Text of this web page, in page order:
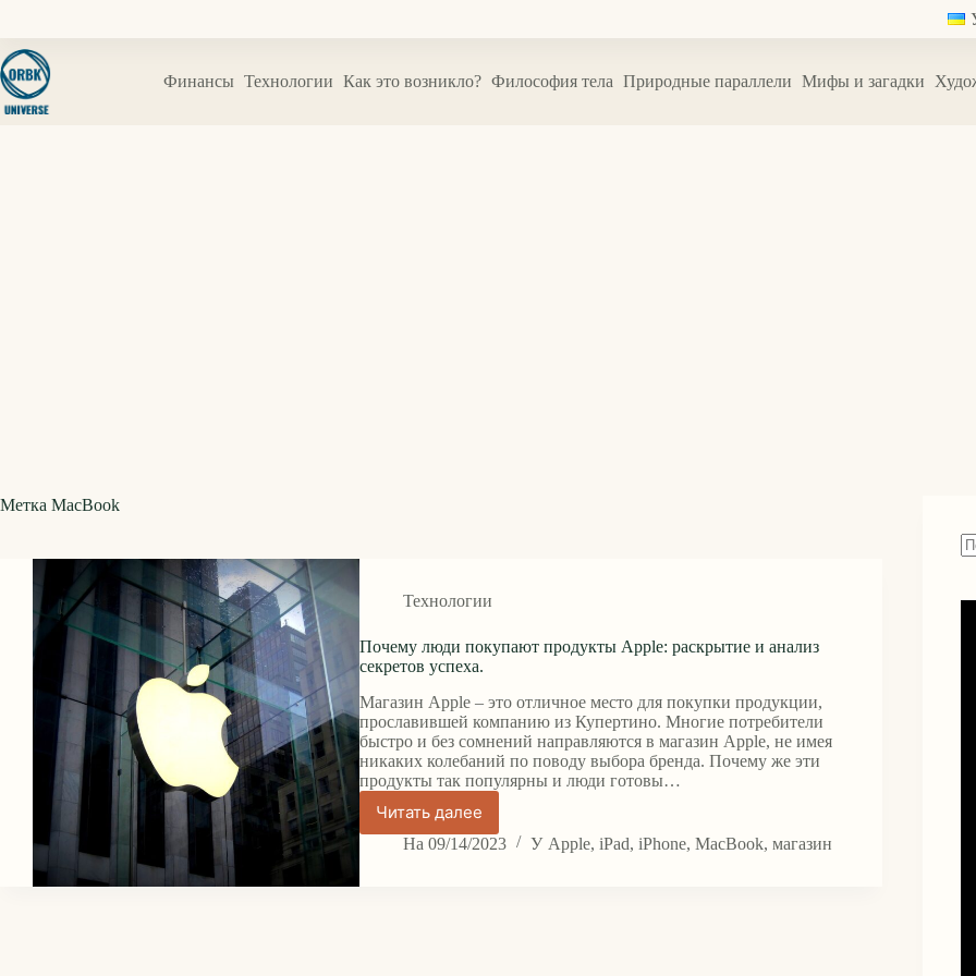
сути
Финансы Технологии Как это возникло? Философия тела Природные параллели Мифы и загадки
Метка MacBook
Технологии
Почему люди покупают продукты Apple: раскрытие и анализ
секретов успеха.
Магазин Apple – это отличное место для покупки продукции,
прославившей компанию из Купертино. Многие потребители
быстро и без сомнений направляются в магазин Apple, не имея
никаких колебаний по поводу выбора бренда. Почему же эти
продукты так популярны и люди готовы…
Читать далее
Почему
люди
На 09/14/2023 У Apple, iPad, iPhone, MacBook, магазин